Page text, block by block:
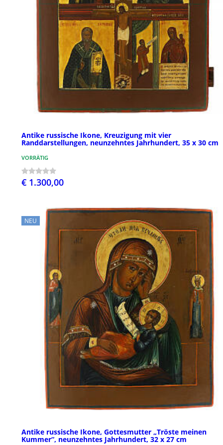
Antike russische Ikone, Kreuzigung mit vier
Randdarstellungen, neunzehntes Jahrhundert, 35 x 30 cm
VORRÄTIG
€ 1.300,00
NEU
Antike russische Ikone, Gottesmutter „Tröste meinen
Kummer“, neunzehntes Jahrhundert, 32 x 27 cm